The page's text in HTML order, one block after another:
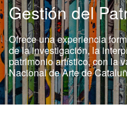
Gestión del
Ofrece una experiencia
de la investigación, la
patrimonio artístico, con la
Nacional de Arte de